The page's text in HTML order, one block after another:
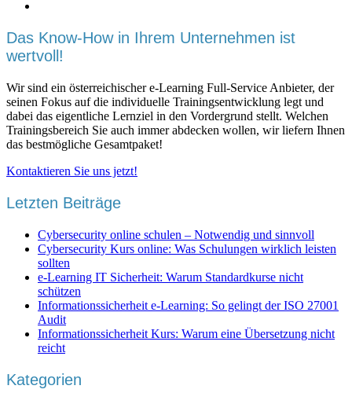
Das Know-How in Ihrem Unternehmen ist
wertvoll!
Wir sind ein österreichischer e-Learning Full-Service Anbieter, der
seinen Fokus auf die individuelle Trainingsentwicklung legt und
dabei das eigentliche Lernziel in den Vordergrund stellt. Welchen
Trainingsbereich Sie auch immer abdecken wollen, wir liefern Ihnen
das bestmögliche Gesamtpaket!
Kontaktieren Sie uns jetzt!
Letzten Beiträge
Cybersecurity online schulen – Notwendig und sinnvoll
Cybersecurity Kurs online: Was Schulungen wirklich leisten
sollten
e-Learning IT Sicherheit: Warum Standardkurse nicht
schützen
Informationssicherheit e-Learning: So gelingt der ISO 27001
Audit
Informationssicherheit Kurs: Warum eine Übersetzung nicht
reicht
Kategorien